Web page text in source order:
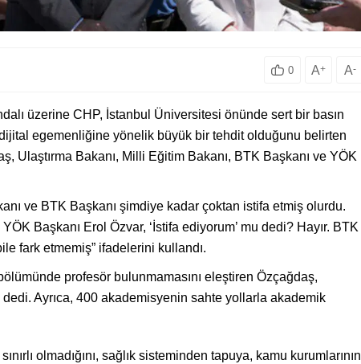
0 A+ A-
üzerine CHP, İstanbul Üniversitesi önünde sert bir basın
egemenliğine yönelik büyük bir tehdit olduğunu belirten
Ulaştırma Bakanı, Milli Eğitim Bakanı, BTK Başkanı ve YÖK
ve BTK Başkanı şimdiye kadar çoktan istifa etmiş olurdu.
Başkanı Erol Özvar, ‘İstifa ediyorum’ mu dedi? Hayır. BTK
fark etmemiş” ifadelerini kullandı.
profesör bulunmamasını eleştiren Özçağdaş,
dedi. Ayrıca, 400 akademisyenin sahte yollarla akademik
olmadığını, sağlık sisteminden tapuya, kamu kurumlarının